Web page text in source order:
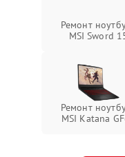
Ремонт
MSI Sword
Ремонт
MSI Katana